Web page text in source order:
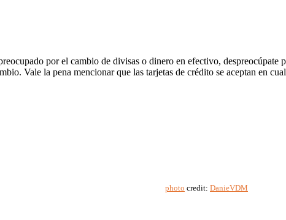
por el cambio de divisas o dinero en efectivo,
Vale la pena mencionar que las tarjetas de crédito se aceptan en
photo credit: DanieVDM